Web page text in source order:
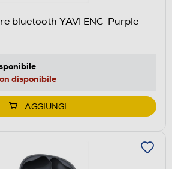
bluetooth YAVI ENC-Purple
disponibile
AGGIUNGI